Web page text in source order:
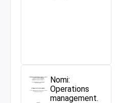
Nomi:
Operations
management.